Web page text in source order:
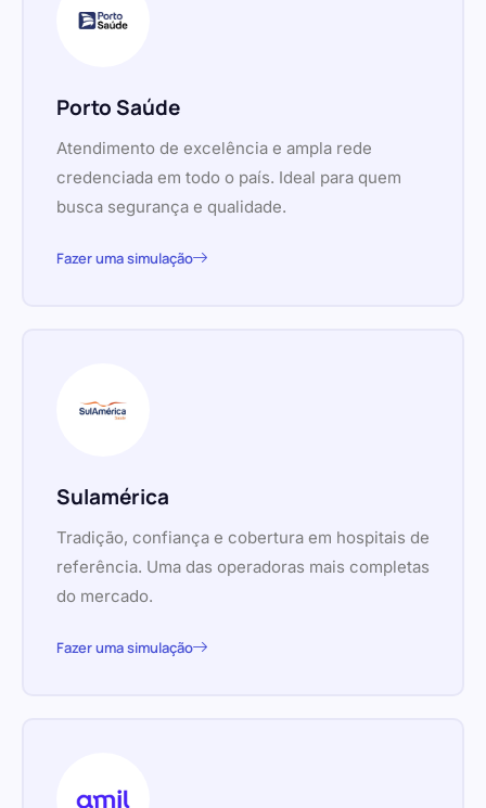
Porto Saúde
Atendimento de excelência e ampla rede
credenciada em todo o país. Ideal para quem
busca segurança e qualidade.
Fazer uma simulação
Sulamérica
Tradição, confiança e cobertura em hospitais de
referência. Uma das operadoras mais completas
do mercado.
Fazer uma simulação